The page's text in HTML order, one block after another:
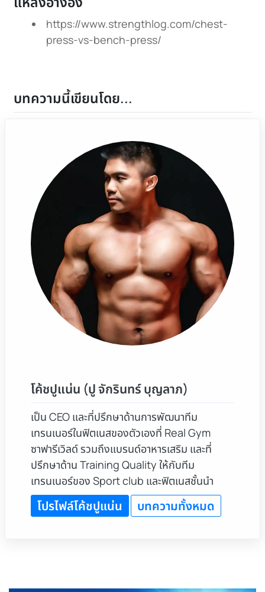
https://www.strengthlog.com/chest-
press-vs-bench-press/
บทความนี้เขียนโดย...
โค้ชปูแน่น (ปู จักรินทร์ บุญลาภ)
เป็น CEO และที่ปรึกษาด้านการพัฒนาทีม
เทรนเนอร์ในฟิตเนสของตัวเองที่ Real Gym
ซาฟารีเวิลด์ รวมถึงแบรนด์อาหารเสริม และที่
ปรึกษาด้าน Training Quality ให้กับทีม
เทรนเนอร์ของ Sport club และฟิตเนสชั้นนำ
โปรไฟล์โค้ชปูแน่น บทความทั้งหมด